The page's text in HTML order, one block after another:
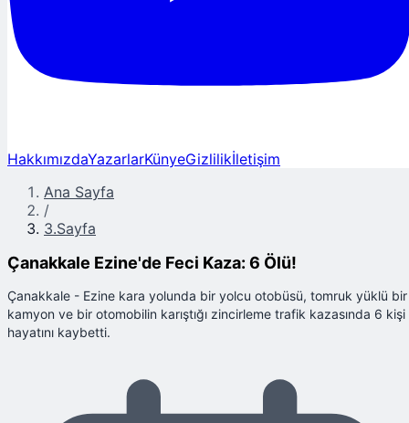
HakkımızdaYazarlarKünyeGizlilikİletişim
Ana Sayfa
/
3.Sayfa
Çanakkale Ezine'de Feci Kaza: 6 Ölü!
Çanakkale - Ezine kara yolunda bir yolcu otobüsü, tomruk yüklü bir
kamyon ve bir otomobilin karıştığı zincirleme trafik kazasında 6 kişi
hayatını kaybetti.